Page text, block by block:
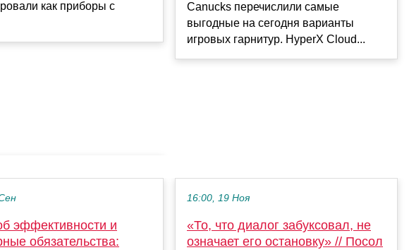
как приборы с
Canucks перечислили самые
выгодные на сегодня варианты
игровых гарнитур. HyperX Cloud...
эффективности и
обязательства:
16:00, 19 Ноя
«То, что диалог забуксовал, не
означает его остановку» // Посол